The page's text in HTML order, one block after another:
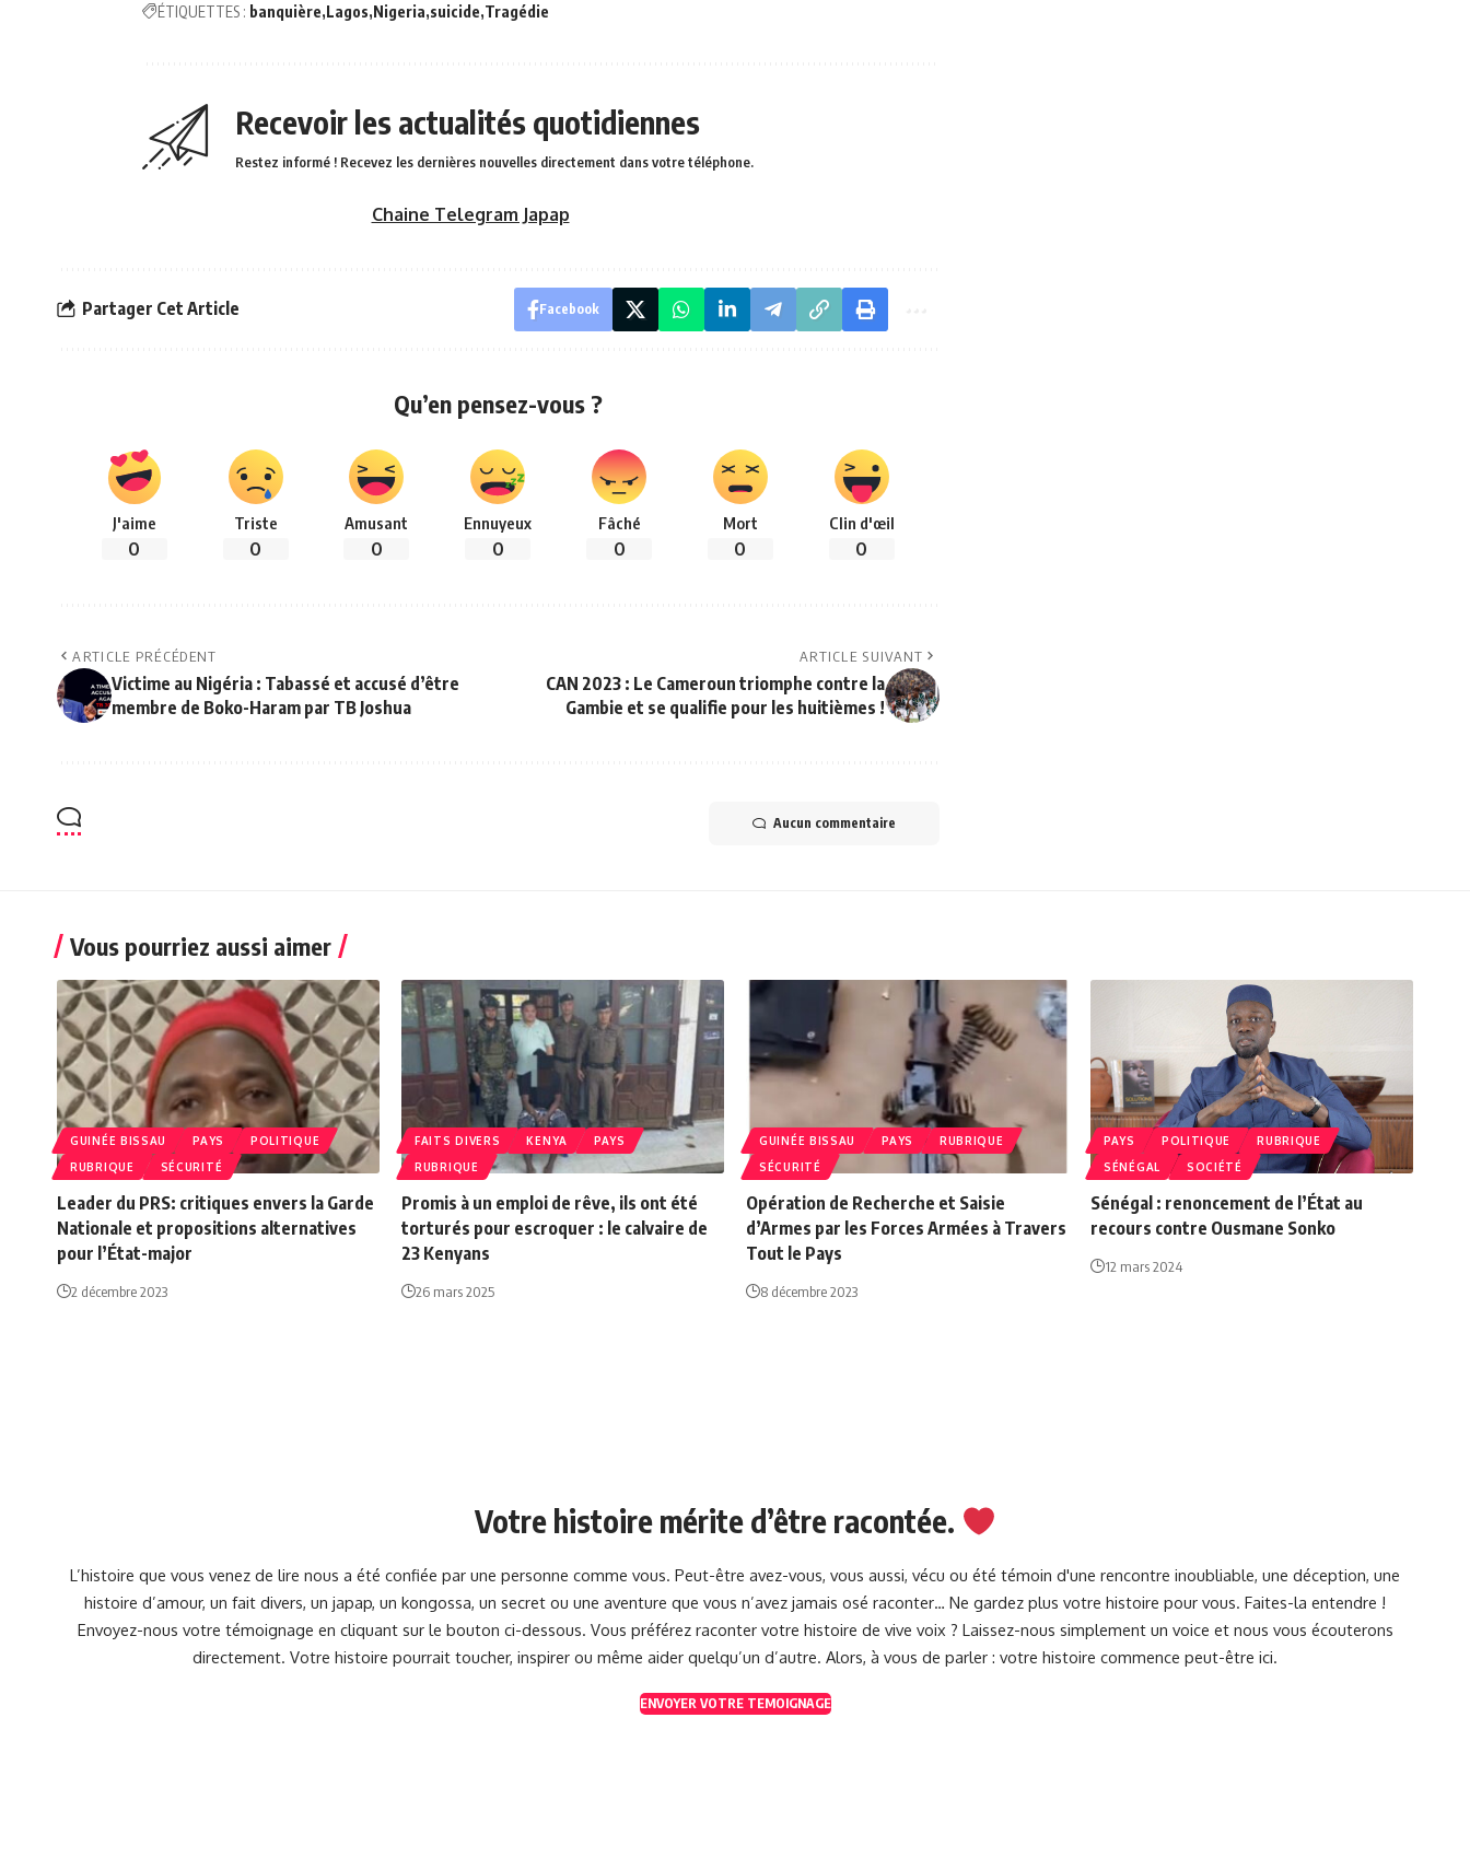
ÉTIQUETTES : banquière Lagos Nigeria suicide Tragédie
Recevoir les actualités quotidiennes
Restez informé ! Recevez les dernières nouvelles directement dans votre téléphone.
Chaine Telegram Japap
Partager Cet Article Facebook
Qu’en pensez-vous ?
J'aime
0
Triste
0
Amusant
0
Ennuyeux
0
Fâché
0
Mort
0
Clin d'œil
0
ARTICLE PRÉCÉDENT
Victime au Nigéria : Tabassé et accusé d’être
membre de Boko-Haram par TB Joshua
ARTICLE SUIVANT
CAN 2023 : Le Cameroun triomphe contre la
Gambie et se qualifie pour les huitièmes !
Aucun commentaire
Vous pourriez aussi aimer
GUINÉE BISSAU PAYS
POLITIQUE
RUBRIQUE
SÉCURITÉ
Leader du PRS: critiques envers la Garde
Nationale et propositions alternatives
pour l’État-major
2 décembre 2023
FAITS DIVERS KENYA
PAYS
RUBRIQUE
Promis à un emploi de rêve, ils ont été
torturés pour escroquer : le calvaire de
23 Kenyans
26 mars 2025
GUINÉE BISSAU PAYS
RUBRIQUE
SÉCURITÉ
Opération de Recherche et Saisie
d’Armes par les Forces Armées à Travers
Tout le Pays
8 décembre 2023
PAYS POLITIQUE
RUBRIQUE
SÉNÉGAL
SOCIÉTÉ
Sénégal : renoncement de l’État au
recours contre Ousmane Sonko
12 mars 2024
Votre histoire mérite d’être racontée.
L’histoire que vous venez de lire nous a été confiée par une personne comme vous. Peut-être avez-vous, vous aussi, vécu ou été témoin d'une rencontre inoubliable, une déception, une
histoire d’amour, un fait divers, un japap, un kongossa, un secret ou une aventure que vous n’avez jamais osé raconter… Ne gardez plus votre histoire pour vous. Faites-la entendre !
Envoyez-nous votre témoignage en cliquant sur le bouton ci-dessous. Vous préférez raconter votre histoire de vive voix ? Laissez-nous simplement un voice et nous vous écouterons
directement. Votre histoire pourrait toucher, inspirer ou même aider quelqu’un d’autre. Alors, à vous de parler : votre histoire commence peut-être ici.
ENVOYER VOTRE TEMOIGNAGE